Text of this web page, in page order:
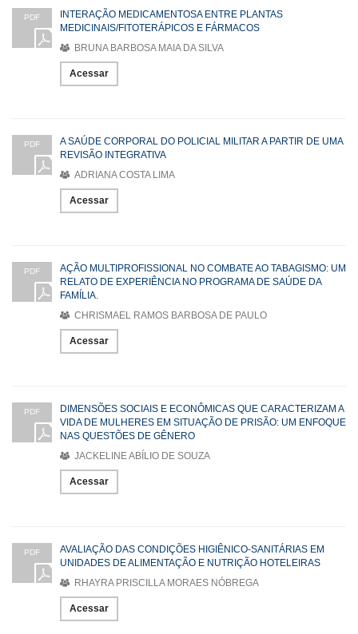
PDF
INTERAÇÃO MEDICAMENTOSA ENTRE PLANTAS
MEDICINAIS/FITOTERÁPICOS E FÁRMACOS
BRUNA BARBOSA MAIA DA SILVA
Acessar
PDF
A SAÚDE CORPORAL DO POLICIAL MILITAR A PARTIR DE UMA
REVISÃO INTEGRATIVA
ADRIANA COSTA LIMA
Acessar
PDF
AÇÃO MULTIPROFISSIONAL NO COMBATE AO TABAGISMO: UM
RELATO DE EXPERIÊNCIA NO PROGRAMA DE SAÚDE DA
FAMÍLIA.
CHRISMAEL RAMOS BARBOSA DE PAULO
Acessar
PDF
DIMENSÕES SOCIAIS E ECONÔMICAS QUE CARACTERIZAM A
VIDA DE MULHERES EM SITUAÇÃO DE PRISÃO: UM ENFOQUE
NAS QUESTÕES DE GÊNERO
JACKELINE ABÍLIO DE SOUZA
Acessar
PDF
AVALIAÇÃO DAS CONDIÇÕES HIGIÊNICO-SANITÁRIAS EM
UNIDADES DE ALIMENTAÇÃO E NUTRIÇÃO HOTELEIRAS
RHAYRA PRISCILLA MORAES NÓBREGA
Acessar